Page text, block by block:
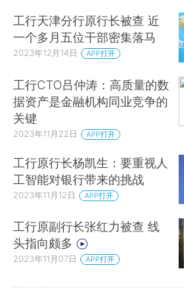
工行天津分行原行长被查 近
一个多月五位干部密集落马
2023年12月14日 APP打开
工行CTO吕仲涛：高质量的数
据资产是金融机构同业竞争的
关键
2023年11月22日 APP打开
工行原行长杨凯生：要重视人
工智能对银行带来的挑战
2023年11月12日 APP打开
工行原副行长张红力被查 线
头指向颇多
2023年11月07日 APP打开